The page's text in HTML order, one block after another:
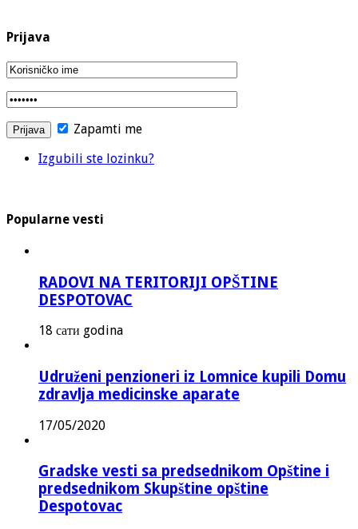
Prijava
Zapamti me
Izgubili ste lozinku?
Popularne vesti
RADOVI NA TERITORIJI OPŠTINE
DESPOTOVAC
18 сати godina
Udruženi penzioneri iz Lomnice kupili Domu
zdravlja medicinske aparate
17/05/2020
Gradske vesti sa predsednikom Opštine i
predsednikom Skupštine opštine
Despotovac